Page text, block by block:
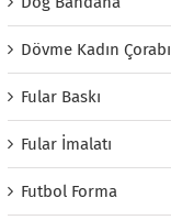
Dövme Kadın Çorabı
Fular Baskı
Fular İmalatı
Futbol Forma